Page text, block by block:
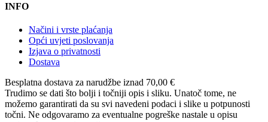
INFO
Načini i vrste plaćanja
Opći uvjeti poslovanja
Izjava o privatnosti
Dostava
Besplatna dostava za narudžbe iznad 70,00 €
Trudimo se dati što bolji i točniji opis i sliku. Unatoč tome, ne
možemo garantirati da su svi navedeni podaci i slike u potpunosti
točni. Ne odgovaramo za eventualne pogreške nastale u opisu